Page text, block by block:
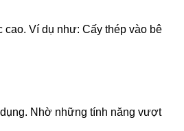
Ví dụ như: Cấy thép vào bê
Nhờ những tính năng vượt